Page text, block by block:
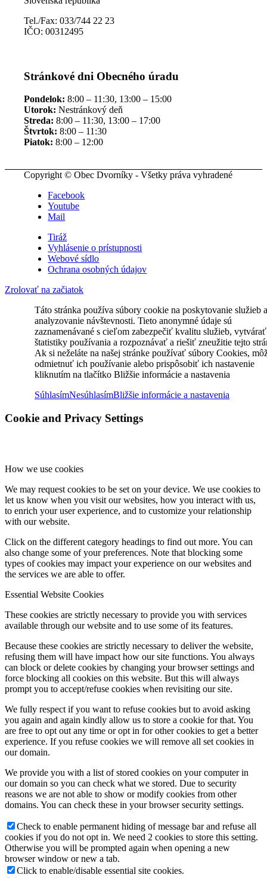
Tel./Fax: 033/744 22 23
IČO: 00312495
Stránkové dni Obecného úradu
Pondelok: 8:00 – 11:30, 13:00 – 15:00
Utorok: Nestránkový deň
Streda: 8:00 – 11:30, 13:00 – 17:00
Štvrtok: 8:00 – 11:30
Piatok: 8:00 – 12:00
Copyright © Obec Dvorníky - Všetky práva vyhradené
Facebook
Youtube
Mail
Tiráž
Vyhlásenie o prístupnosti
Webové sídlo
Ochrana osobných údajov
Zrolovať na začiatok
Táto stránka používa súbory cookie na poskytovanie služieb a
analyzovanie návštevnosti. Tieto anonymné údaje sú
zaznamenávané s cieľom zabezpečiť kvalitu služieb, vytvárať
štatistiky používania a rozpoznávať a riešiť zneužitie tejto
Ak si neželáte na našej stránke používať súbory Cookies,
odmietnuť ich používanie alebo prispôsobiť ich nastavenie
kliknutím na tlačítko Bližšie informácie a nastavenia
SúhlasímNesúhlasímBližšie informácie a nastavenia
Cookie and Privacy Settings
How we use cookies
We may request cookies to be set on your device. We use cookies to
let us know when you visit our websites, how you interact with us,
to enrich your user experience, and to customize your relationship
with our website.
Click on the different category headings to find out more. You can
also change some of your preferences. Note that blocking some
types of cookies may impact your experience on our websites and
the services we are able to offer.
Essential Website Cookies
These cookies are strictly necessary to provide you with services
available through our website and to use some of its features.
Because these cookies are strictly necessary to deliver the website,
refusing them will have impact how our site functions. You always
can block or delete cookies by changing your browser settings and
force blocking all cookies on this website. But this will always
prompt you to accept/refuse cookies when revisiting our site.
We fully respect if you want to refuse cookies but to avoid asking
you again and again kindly allow us to store a cookie for that. You
are free to opt out any time or opt in for other cookies to get a better
experience. If you refuse cookies we will remove all set cookies in
our domain.
We provide you with a list of stored cookies on your computer in
our domain so you can check what we stored. Due to security
reasons we are not able to show or modify cookies from other
domains. You can check these in your browser security settings.
Check to enable permanent hiding of message bar and refuse all
cookies if you do not opt in. We need 2 cookies to store this setting.
Otherwise you will be prompted again when opening a new
browser window or new a tab.
Click to enable/disable essential site cookies.